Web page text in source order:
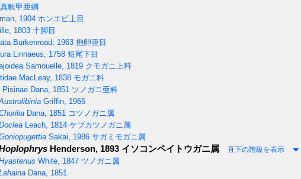
真軟甲亜綱
1904 ホンエビ上目
1803 十脚目
Burkenroad, 1963 抱卵亜目
Linnaeus, 1758 短尾下目
Samouelle, 1819 クモガニ上科
MacLeay, 1838 モガニ科
Pisinae Dana, 1851 ツノガニ亜科
Griffin, 1966
Dana, 1851 コツノガニ属
Leach, 1814 ケブカツノガニ属
Sakai, 1986 サガミモガニ属
Henderson, 1893 イソコンペイトウガニ属 直下の階級を表示
White, 1847 ツノガニ属
Dana, 1851